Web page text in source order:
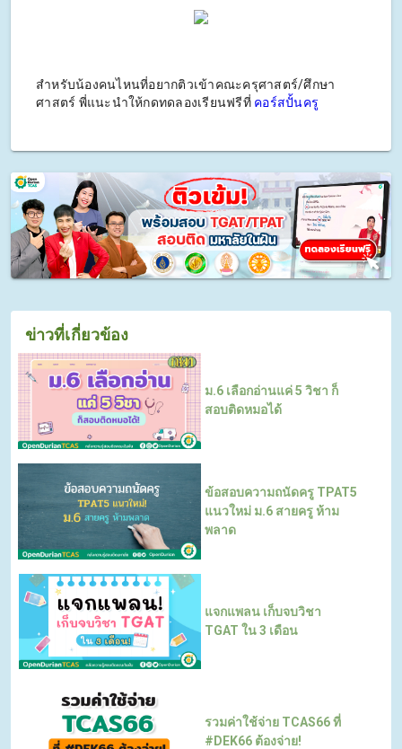
สำหรับน้องคนไหนที่อยากติวเข้าคณะครุศาสตร์/ศึกษา
ศาสตร์ พี่แนะนำให้กดทดลองเรียนฟรีที่ คอร์สปั้นครู
ข่าวที่เกี่ยวข้อง
ม.6 เลือกอ่านแค่ 5 วิชา ก็
สอบติดหมอได้
ข้อสอบความถนัดครู TPAT5
แนวใหม่ ม.6 สายครู ห้าม
พลาด
แจกแพลน เก็บจบวิชา
TGAT ใน 3 เดือน
รวมค่าใช้จ่าย TCAS66 ที่
#DEK66 ต้องจ่าย!